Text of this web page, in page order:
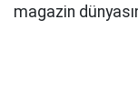
magazin